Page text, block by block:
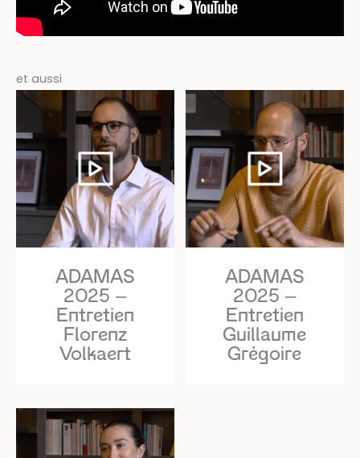
et aussi
ADAMAS
2025 –
Entretien
Florenz
Volkaert
ADAMAS
2025 –
Entretien
Guillaume
Grégoire